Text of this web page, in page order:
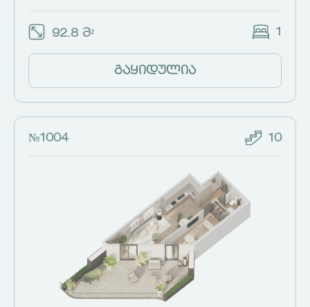
92.8 მ² 1
გაყიდულია
№1004 10